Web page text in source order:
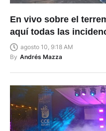
En vivo sobre el
aquí todas las
agosto 10, 9:18 AM
By Andrés Mazza